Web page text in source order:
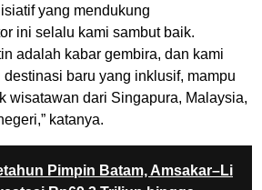
yang mendukung
ini selalu kami sambut baik.
adalah kabar gembira, dan kami
baru yang inklusif, mampu
wisatawan dari Singapura, Malaysia,
katanya.
Pimpin Batam, Amsakar–Li